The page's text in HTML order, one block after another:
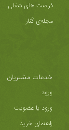
فرصت های شغلی
مجله‌ی کُنار
خدمات مشتریان
ورود
ورود یا عضویت
راهنمای خرید